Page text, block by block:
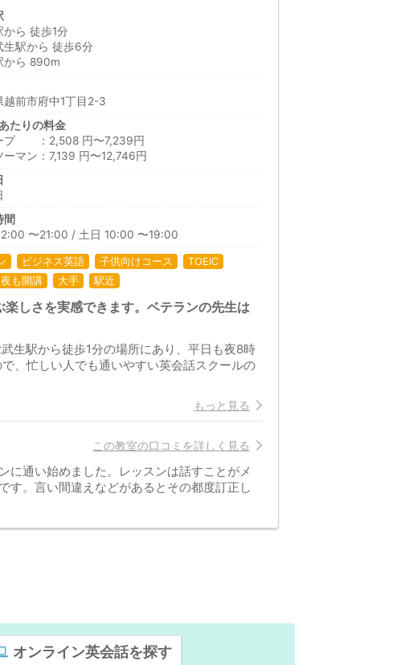
から 徒歩1分
生駅から 徒歩6分
から 890m
越前市府中1丁目2-3
たりの料金
プ ：2,508 円〜7,239円
ーマン：7,139 円〜12,746円
間
〜21:00 / 土日 10:00 〜19:00
ビジネス英語 子供向けコース
TOEIC
夜も開講 大手 駅近
しさを実感できます。ベテランの先生は
生駅から徒歩1分の場所にあり、平日も夜8時
、忙しい人でも通いやすい英会話スクールの
もっと見る
この教室の口コミを詳しく見る
に通い始めました。レッスンは話すことがメ
す。言い間違えなどがあるとその都度訂正し
オンライン英会話を探す